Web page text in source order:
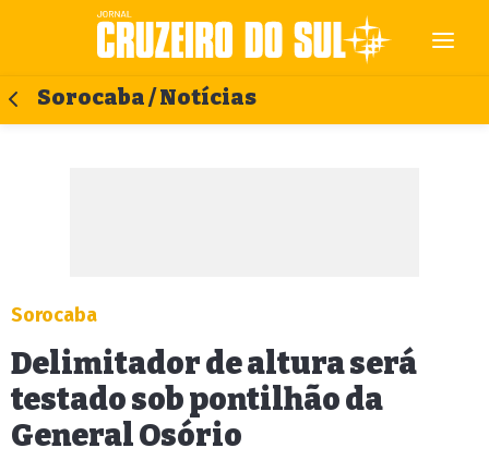
Sorocaba / Notícias
Sorocaba
Delimitador de altura será
testado sob pontilhão da
General Osório